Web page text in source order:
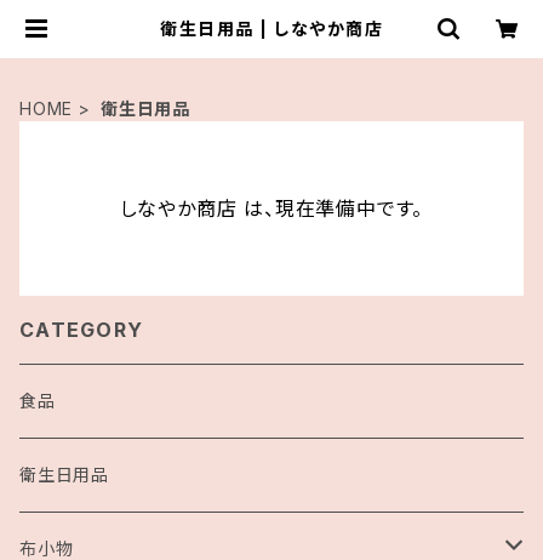
衛生日用品 | しなやか商店
HOME 衛生日用品
しなやか商店 は、現在準備中です。
CATEGORY
食品
衛生日用品
布小物